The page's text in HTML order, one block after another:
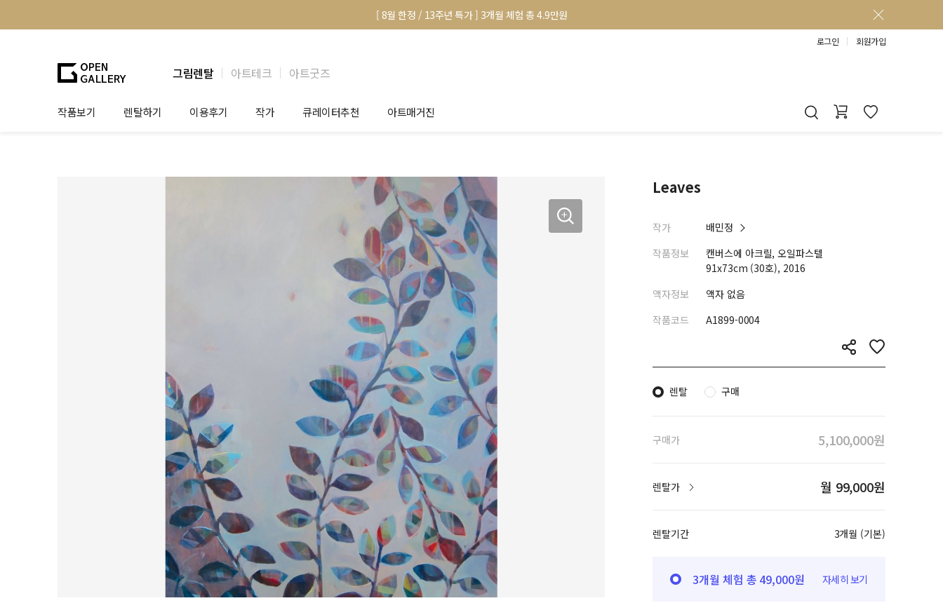
[ 8월 한정 / 13주년 특가 ] 3개월 체험 총 4.9만원
로그인 회원가입
그림렌탈 아트테크 아트굿즈
작품보기 렌탈하기 이용후기
법인 고객
작가
작가공모
큐레이터추천
작품선택 Tip
테마별 추천
아트매거진
미술 이야기
아트 딕셔너리
Leaves
작가
배민정
작품정보
캔버스에 아크릴, 오일파스텔
91x73cm (30호), 2016
액자정보
액자 없음
작품코드
A1899-0004
렌탈 구매
구매가 5,100,000원
렌탈가 월 99,000원
렌탈기간 3개월 (기본)
3개월 체험 총 49,000원 자세히 보기